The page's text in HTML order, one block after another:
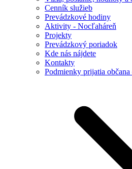
Cenník služieb
Prevádzkové hodiny
Aktivity - Nocľaháreň
Projekty
Prevádzkový poriadok
Kde nás nájdete
Kontakty
Podmienky prijatia